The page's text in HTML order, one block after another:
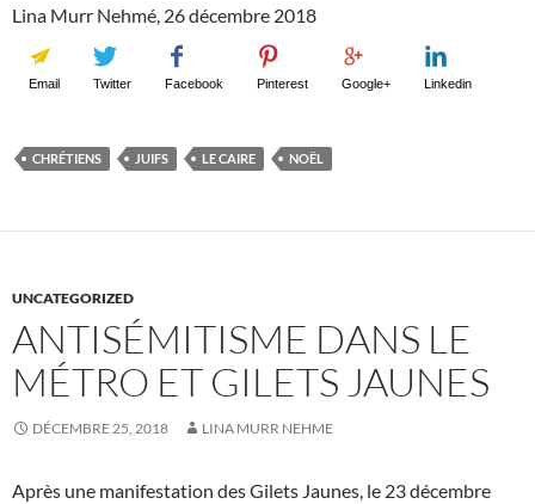
Lina Murr Nehmé, 26 décembre 2018
Email Twitter Facebook Pinterest Google+ Linkedin
CHRÉTIENS JUIFS LE CAIRE NOËL
UNCATEGORIZED
ANTISÉMITISME DANS LE
MÉTRO ET GILETS JAUNES
DÉCEMBRE 25, 2018 LINA MURR NEHME
Après une manifestation des Gilets Jaunes, le 23 décembre